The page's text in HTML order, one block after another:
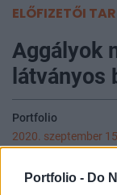
Portfolio - Do
ELŐFIZETŐI
Aggályok
látványos
Portfolio
2020. szeptember
Mégsem épül